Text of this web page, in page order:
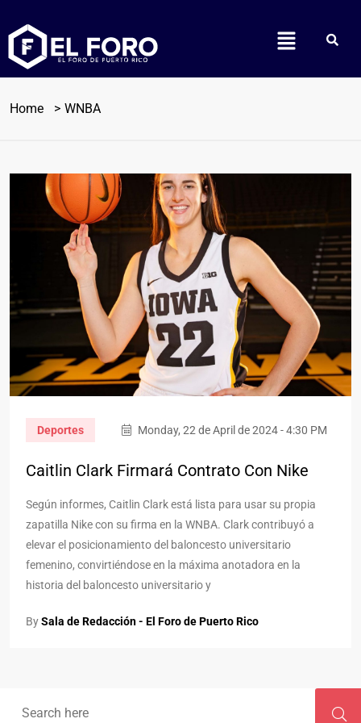
Home WNBA
Deportes Monday, 22 de April de 2024 - 4:30 PM
Caitlin Clark Firmará Contrato Con Nike
Según informes, Caitlin Clark está lista para usar su propia
zapatilla Nike con su firma en la WNBA. Clark contribuyó a
elevar el posicionamiento del baloncesto universitario
femenino, convirtiéndose en la máxima anotadora en la
historia del baloncesto universitario y
BySala de Redacción - El Foro de Puerto Rico